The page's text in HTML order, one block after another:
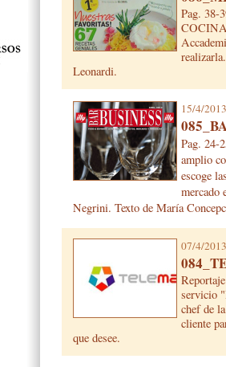
Pag. 38-
Leonardi.
15/4/2013
Pag. 24-
amplio
escoge
mercado
Negrini. Texto de María
07/4/2013
servicio
chef de
cliente
que desee.